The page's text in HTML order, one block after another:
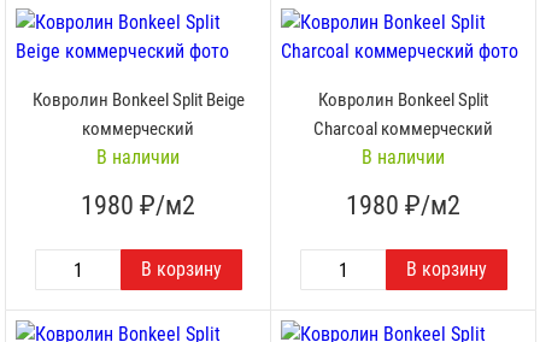
Ковролин Bonkeel Split Beige
коммерческий
В наличии
1980 ₽/м2
Ковролин Bonkeel Split
Charcoal коммерческий
В наличии
1980 ₽/м2